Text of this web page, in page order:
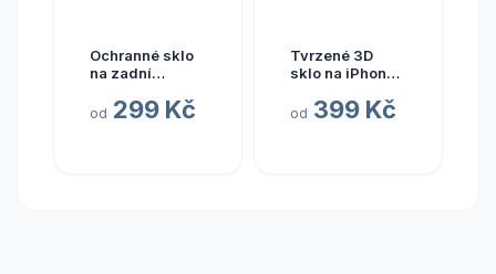
Ochranné sklo
na zadní
13 Pro
od 299 Kč
Tvrzené 3D
sklo na iPhone
od 399 Kč